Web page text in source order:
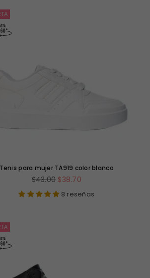
Tenis para mujer TA919 color blanco
Precio
$43.00 $38.70
8 reseñas